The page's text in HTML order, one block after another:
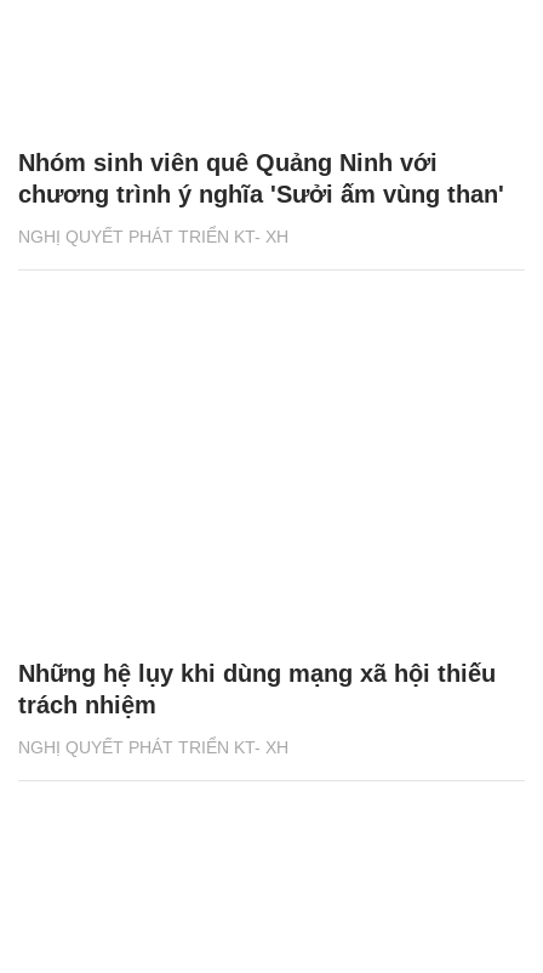
NGHỊ QUYẾT PHÁT TRIỂN KT- XH
Nhóm sinh viên quê Quảng Ninh với
chương trình ý nghĩa 'Sưởi ấm vùng than'
NGHỊ QUYẾT PHÁT TRIỂN KT- XH
Những hệ lụy khi dùng mạng xã hội thiếu
trách nhiệm